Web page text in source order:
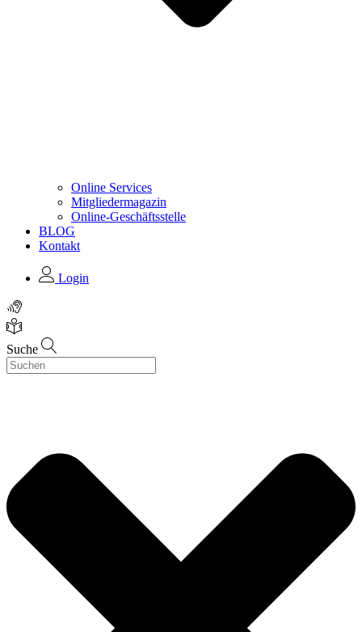
Online Services
Mitgliedermagazin
Online-Geschäftsstelle
BLOG
Kontakt
Login
Suche